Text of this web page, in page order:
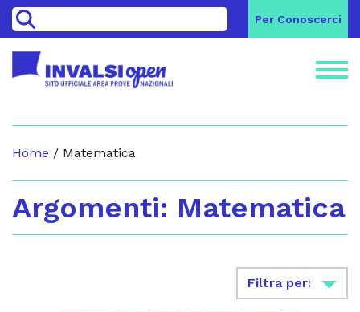
> Per Conoscerci
Home / Matematica
Argomenti: Matematica
Filtra per: